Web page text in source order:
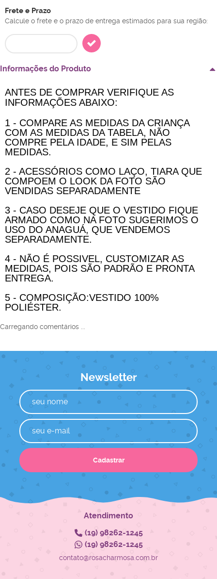
Frete e Prazo
Calcule o frete e o prazo de entrega estimados para sua região:
Informações do Produto
ANTES DE COMPRAR VERIFIQUE AS
INFORMAÇÕES ABAIXO:
1 - COMPARE AS MEDIDAS DA CRIANÇA
COM AS MEDIDAS DA TABELA, NÃO
COMPRE PELA IDADE, E SIM PELAS
MEDIDAS.
2 - ACESSÓRIOS COMO LAÇO, TIARA QUE
COMPOEM O LOOK DA FOTO SÃO
VENDIDAS SEPARADAMENTE
3 - CASO DESEJE QUE O VESTIDO FIQUE
ARMADO COMO NA FOTO SUGERIMOS O
USO DO ANAGUÁ, QUE VENDEMOS
SEPARADAMENTE.
4 - NÃO É POSSIVEL, CUSTOMIZAR AS
MEDIDAS, POIS SÃO PADRÃO E PRONTA
ENTREGA.
5 - COMPOSIÇÃO:VESTIDO 100%
POLIÉSTER.
Carregando comentários ...
Newsletter
Cadastrar
Atendimento
(19)98262-1245
(19)98262-1245
contato@rosacharmosa.com.br